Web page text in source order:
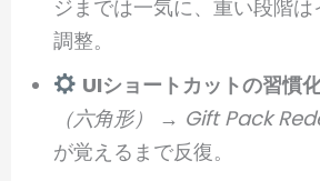
ジまでは一気に、重い段階
調整。
UIショートカットの習慣
（六角形） → Gift Pack
が覚えるまで反復。